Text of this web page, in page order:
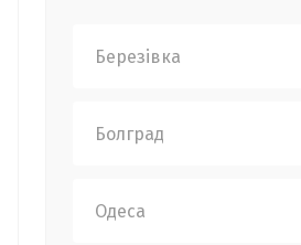
Березівка
Болград
Одеса